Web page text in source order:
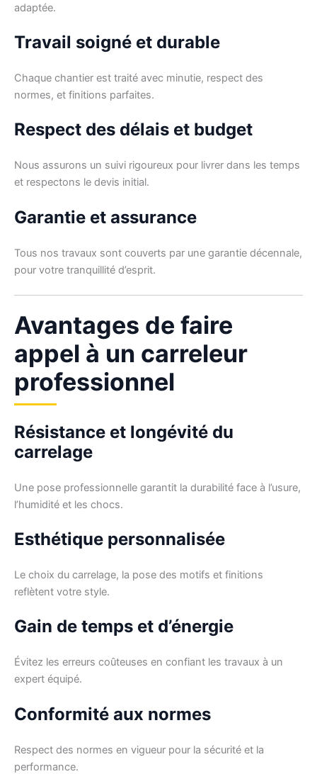
adaptée.
Travail soigné et durable
Chaque chantier est traité avec minutie, respect des
normes, et finitions parfaites.
Respect des délais et budget
Nous assurons un suivi rigoureux pour livrer dans les temps
et respectons le devis initial.
Garantie et assurance
Tous nos travaux sont couverts par une garantie décennale,
pour votre tranquillité d’esprit.
Avantages de faire
appel à un carreleur
professionnel
Résistance et longévité du
carrelage
Une pose professionnelle garantit la durabilité face à l’usure,
l’humidité et les chocs.
Esthétique personnalisée
Le choix du carrelage, la pose des motifs et finitions
reflètent votre style.
Gain de temps et d’énergie
Évitez les erreurs coûteuses en confiant les travaux à un
expert équipé.
Conformité aux normes
Respect des normes en vigueur pour la sécurité et la
performance.